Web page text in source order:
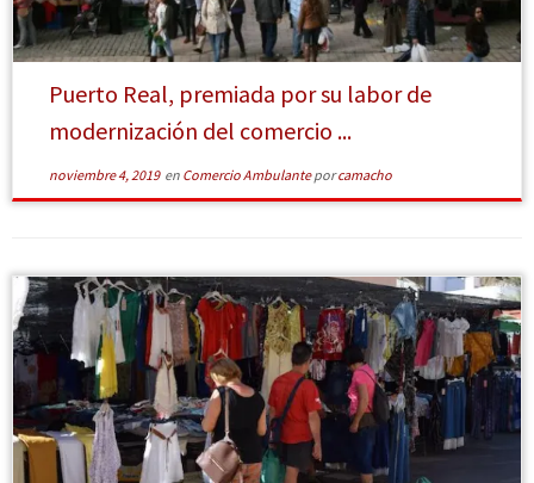
[Leer más]
Puerto Real, premiada por su labor de
modernización del comercio ...
noviembre 4, 2019en Comercio Ambulanteporcamacho